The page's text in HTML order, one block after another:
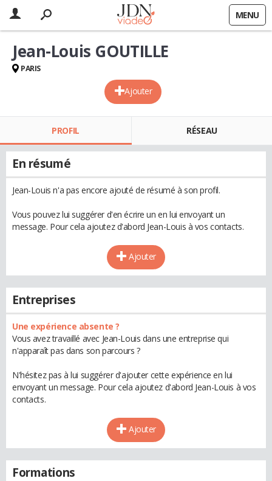
MENU
Ajouter
Jean-Louis GOUTILLE
PARIS
PROFIL RÉSEAU
En résumé
Jean-Louis n'a pas encore ajouté de résumé à son profil.
Vous pouvez lui suggérer d'en écrire un en lui envoyant un
message. Pour cela ajoutez d'abord Jean-Louis à vos contacts.
Ajouter
Entreprises
Une expérience absente ?
Vous avez travaillé avec Jean-Louis dans une entreprise qui
n'apparaît pas dans son parcours ?
N'hésitez pas à lui suggérer d'ajouter cette expérience en lui
envoyant un message. Pour cela ajoutez d'abord Jean-Louis à vos
contacts.
Ajouter
Formations